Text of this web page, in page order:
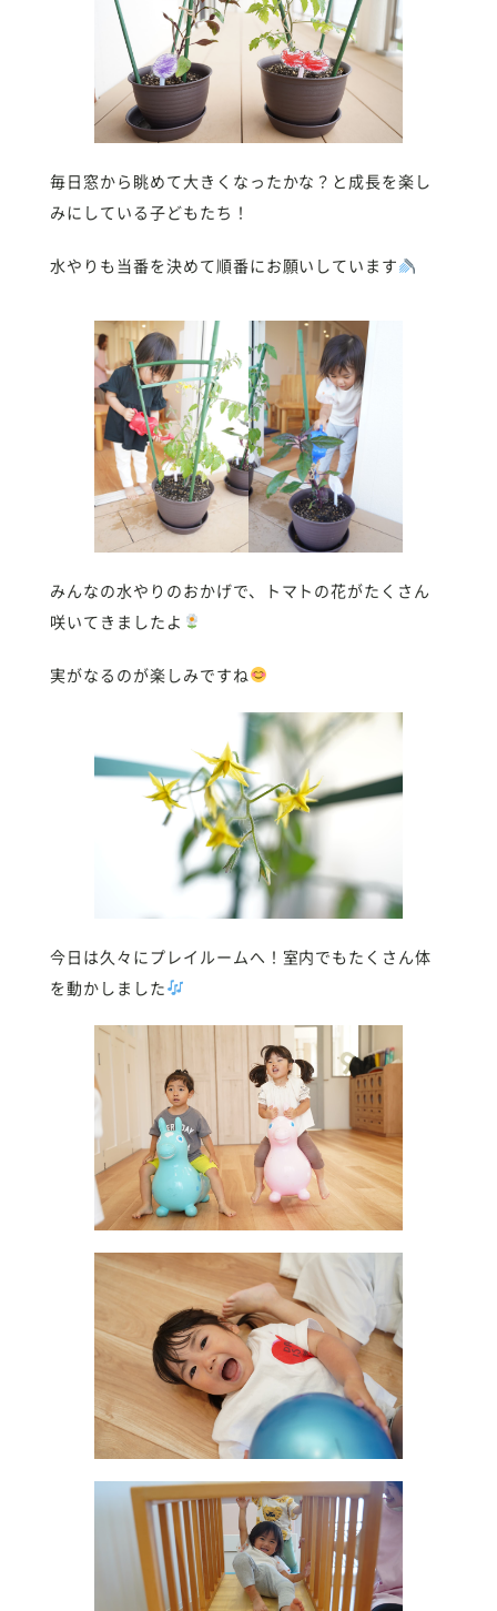
毎日窓から眺めて大きくなったかな？と成長を楽し
みにしている子どもたち！
水やりも当番を決めて順番にお願いしています
みんなの水やりのおかげで、トマトの花がたくさん
咲いてきましたよ
実がなるのが楽しみですね
今日は久々にプレイルームへ！室内でもたくさん体
を動かしました